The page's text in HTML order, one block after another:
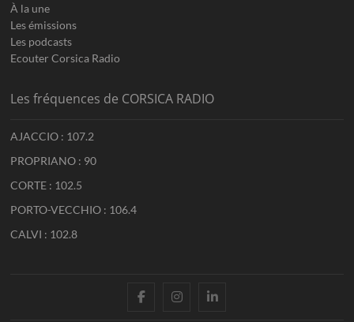
À la une
Les émissions
Les podcasts
Ecouter Corsica Radio
Les fréquences de CORSICA RADIO
AJACCIO : 107.2
PROPRIANO : 90
CORTE : 102.5
PORTO-VECCHIO : 106.4
CALVI : 102.8
facebookinstagram
linkedin